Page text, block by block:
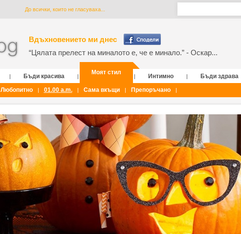
До всички, които не гласуваха...
Вдъхновението ми днес
“Цялата прелест на миналото е, че е минало.” - Оскар...
| Бъди красива |
Моят стил
| Интимно | Бъди здрава
Любопитно | 01.00 a.m. | Сама вкъщи | Препоръчано |